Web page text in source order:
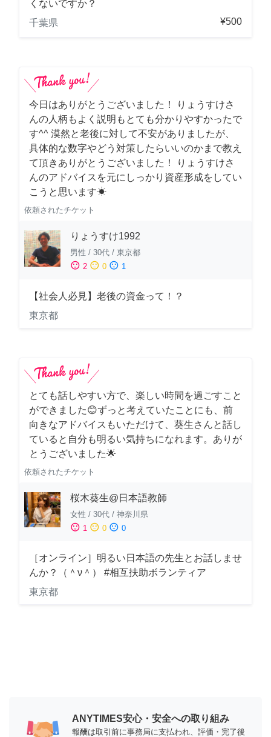
くないですか？
千葉県
¥500
今日はありがとうございました！ りょうすけさ
んの人柄もよく説明もとても分かりやすかったで
す^^ 漠然と老後に対して不安がありましたが、
具体的な数字やどう対策したらいいのかまで教え
て頂きありがとうございました！ りょうすけさ
んのアドバイスを元にしっかり資産形成をしてい
こうと思います☀︎
依頼されたチケット
りょうすけ1992
男性 / 30代 / 東京都
sentiment_satisfied 2 sentiment_neutral 0 sentiment_dissatisfied 1
【社会人必見】老後の資金って！？
東京都
とても話しやすい方で、楽しい時間を過ごすこと
ができました😊ずっと考えていたことにも、前
向きなアドバイスもいただけて、葵生さんと話し
ていると自分も明るい気持ちになれます。ありが
とうございました🌟
依頼されたチケット
桜木葵生@日本語教師
女性 / 30代 / 神奈川県
sentiment_satisfied 1 sentiment_neutral 0 sentiment_dissatisfied 0
［オンライン］明るい日本語の先生とお話しませ
んか？（＾ν＾） #相互扶助ボランティア
東京都
ANYTIMES安心・安全への取り組み
報酬は取引前に事務局に支払われ、評価・完了後